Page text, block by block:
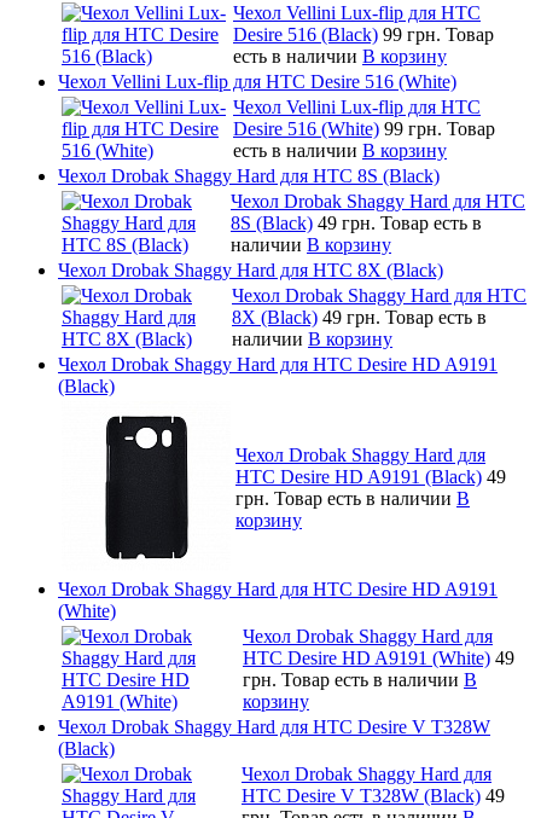
Чехол Vellini Lux-flip для HTC
Desire 516 (Black) 99 грн. Товар
есть в наличии В корзину
Чехол Vellini Lux-flip для HTC Desire 516 (White)
Чехол Vellini Lux-flip для HTC
Desire 516 (White) 99 грн. Товар
есть в наличии В корзину
Чехол Drobak Shaggy Hard для HTC 8S (Black)
Чехол Drobak Shaggy Hard для HTC
8S (Black) 49 грн. Товар есть в
наличии В корзину
Чехол Drobak Shaggy Hard для HTC 8Х (Black)
Чехол Drobak Shaggy Hard для HTC
8Х (Black) 49 грн. Товар есть в
наличии В корзину
Чехол Drobak Shaggy Hard для HTC Desire HD A9191
(Black)
Чехол Drobak Shaggy Hard для
HTC Desire HD A9191 (Black) 49
грн. Товар есть в наличии В
корзину
Чехол Drobak Shaggy Hard для HTC Desire HD A9191
(White)
Чехол Drobak Shaggy Hard для
HTC Desire HD A9191 (White) 49
грн. Товар есть в наличии В
корзину
Чехол Drobak Shaggy Hard для HTC Desire V T328W
(Black)
Чехол Drobak Shaggy Hard для
HTC Desire V T328W (Black) 49